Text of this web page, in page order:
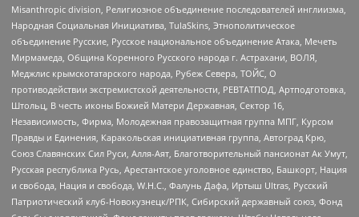
Misanthropic division, Религиозное объединение последователей инглиизма,
Народная Социальная Инициатива, TulaSkins, Этнополитическое
объединение Русские, Русское национальное объединение Атака, Мечеть
Мирмамеда, Община Коренного Русского народа г. Астрахани, ВОЛЯ,
Меджлис крымскотатарского народа, Рубеж Севера, ТОЙС, О
противодействии экстремистской деятельности, РЕВТАТПОД, Артподготовка,
Штольц, В честь иконы Божией Матери Державная, Сектор 16,
Независимость, Фирма, Молодежная правозащитная группа МПГ, Курсом
Правды и Единения, Каракольская инициативная группа, Автоград Крю,
Союз Славянских Сил Руси, Алля-Аят, Благотворительный пансионат Ак Умут,
Русская республика Русь, Арестантское уголовное единство, Башкорт, Нация
и свобода, Нация и свобода, W.H.С., Фалунь Дафа, Иртыш Ultras, Русский
Патриотический клуб-Новокузнецк/РПК, Сибирский державный союз, Фонд